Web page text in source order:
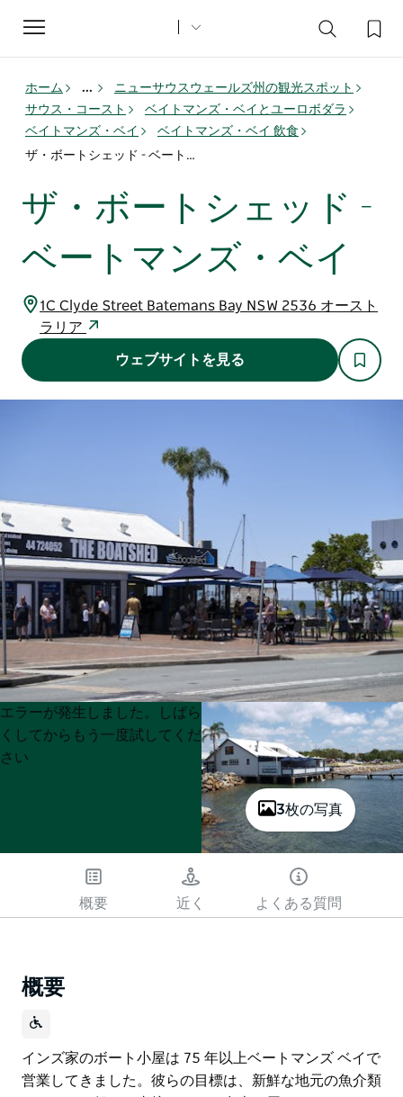
Toggle
navigation
ホーム ...
ニューサウスウェールズ州の観光スポット
サウス・コースト
ベイトマンズ・ベイとユーロボダラ
ベイトマンズ・ベイ
ベイトマンズ・ベイ 飲食
ザ・ボートシェッド - ベートマンズ・ベイ
ザ・ボートシェッド -
ベートマンズ・ベイ
1C Clyde Street Batemans Bay NSW 2536 オースト
ラリア
ウェブサイトを見る
3枚の写真
Product
List
Product
List
エラーが発生しました。しばら
くしてからもう一度試してくだ
さい
概要 近く よくある質問
概要
インズ家のボート小屋は 75 年以上ベートマンズ ベイで
営業してきました。彼らの目標は、新鮮な地元の魚介類